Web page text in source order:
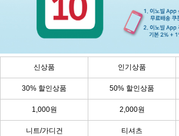
신상품 인기상품
30% 할인상품 50% 할인상품
1,000원 2,000원
니트/가디건 티셔츠